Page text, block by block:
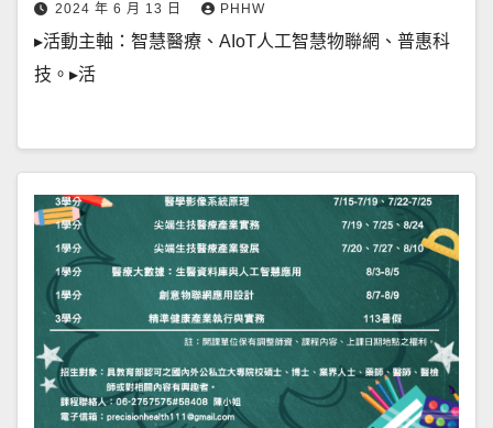
2024 年 6 月 13 日 PHHW
▸活動主軸：智慧醫療、AIoT人工智慧物聯網、普惠科
技。▸活